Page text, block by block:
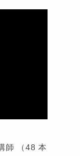
師 （48 本